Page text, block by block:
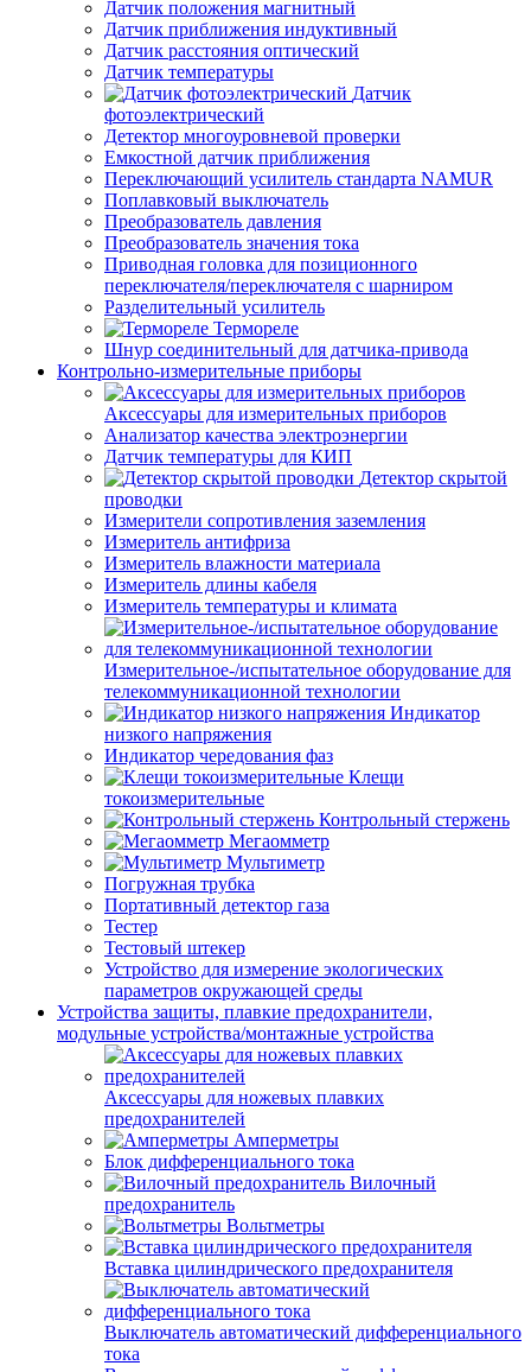
Датчик положения магнитный
Датчик приближения индуктивный
Датчик расстояния оптический
Датчик температуры
Датчик
фотоэлектрический
Детектор многоуровневой проверки
Емкостной датчик приближения
Переключающий усилитель стандарта NAMUR
Поплавковый выключатель
Преобразователь давления
Преобразователь значения тока
Приводная головка для позиционного
переключателя/переключателя с шарниром
Разделительный усилитель
Термореле
Шнур соединительный для датчика-привода
Контрольно-измерительные приборы
Аксессуары для измерительных приборов
Анализатор качества электроэнергии
Датчик температуры для КИП
Детектор скрытой
проводки
Измерители сопротивления заземления
Измеритель антифриза
Измеритель влажности материала
Измеритель длины кабеля
Измеритель температуры и климата
Измерительное-/испытательное оборудование для
телекоммуникационной технологии
Индикатор
низкого напряжения
Индикатор чередования фаз
Клещи
токоизмерительные
Контрольный стержень
Мегаомметр
Мультиметр
Погружная трубка
Портативный детектор газа
Тестер
Тестовый штекер
Устройство для измерение экологических
параметров окружающей среды
Устройства защиты, плавкие предохранители,
модульные устройства/монтажные устройства
Аксессуары для ножевых плавких
предохранителей
Амперметры
Блок дифференциального тока
Вилочный
предохранитель
Вольтметры
Вставка цилиндрического предохранителя
Выключатель автоматический дифференциального
тока